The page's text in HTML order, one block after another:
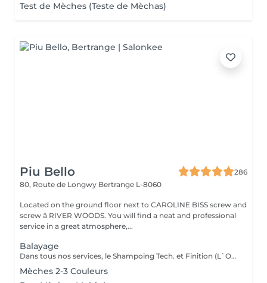
Test de Mèches (Teste de Mèchas)
Piu Bello
286
80, Route de Longwy Bertrange L-8060
Located on the ground floor next to CAROLINE BISS screw and
screw â RIVER WOODS. You will find a neat and professional
service in a great atmosphere,...
Balayage
Dans tous nos services, le Shampoing Tech. et Finition (L`OREAL)sont compris.
Mèches 2-3 Couleurs